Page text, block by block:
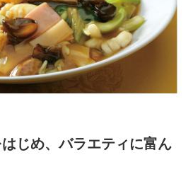
じめ、バラエティに富ん